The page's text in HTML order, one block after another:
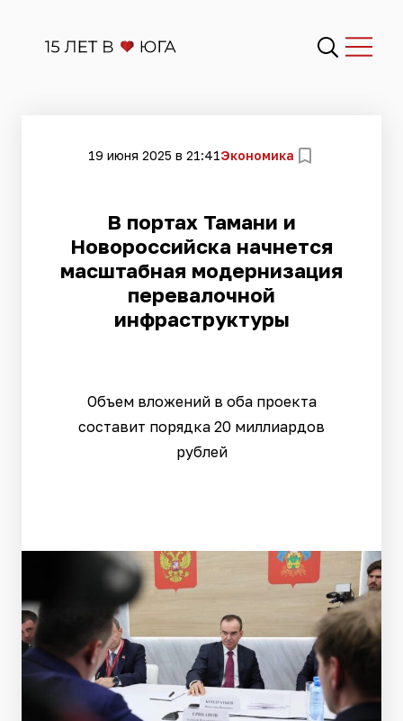
19 июня 2025 в 21:41Экономика
В портах Тамани и
Новороссийска начнется
масштабная модернизация
перевалочной
инфраструктуры
Объем вложений в оба проекта
составит порядка 20 миллиардов
рублей